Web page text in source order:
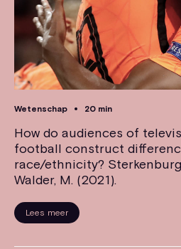
Wetenschap 20 min
How do audiences of
football construct
race/ethnicity?
Walder, M. (2021).
Lees meer